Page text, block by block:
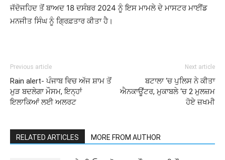
ਜੱਦੋਜਹਿਦ ਤੋਂ ਬਾਅਦ 18 ਦਸੰਬਰ 2024 ਨੂੰ ਇਸ ਮਾਮਲੇ ਦੇ ਮਾਸਟਰ ਮਾਈਂਡ
ਮਨਜੀਤ ਸਿੰਘ ਨੂੰ ਗ੍ਰਿਫ਼ਤਾਰ ਕੀਤਾ ਹੈ।
Previous article
Rain alert- ਪੰਜਾਬ ਵਿਚ ਅੱਜ ਸ਼ਾਮ ਤੋਂ
ਮੁੜ ਬਦਲੇਗਾ ਮੌਸਮ, ਇਨ੍ਹਾਂ
ਇਲਾਕਿਆਂ ਲਈ ਅਲਰਟ
Next article
ਬਟਾਲਾ ‘ਚ ਪੁਲਿਸ ਨੇ ਕੀਤਾ
ਐਨਕਾਊਂਟਰ, ਮੁਕਾਬਲੇ ‘ਚ 2 ਮੁਲਜ਼ਮ
ਹੋਏ ਜ਼ਖਮੀ
RELATED ARTICLES MORE FROM AUTHOR